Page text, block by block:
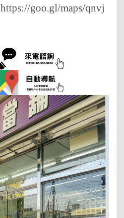
https://goo.gl/maps/qnvj